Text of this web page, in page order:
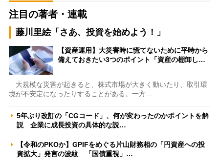
注目の著者・連載
藤川里絵「さあ、投資を始めよう！」
【資産運用】大災害時に慌てないために平時から
備えておきたい3つのポイント「資産の棚卸し…
大規模な災害が起きると、株式市場が大きく動いたり、取引環
境が不安定になったりすることがある。一方…
5年ぶり改訂の「CGコード」、何が変わったのかポイントを解
説 企業に成長投資の具体的な説…
【令和のPKOか】GPIFをめぐる片山財務相の「円資産への投
資拡大」発言の波紋 「国債重視」…